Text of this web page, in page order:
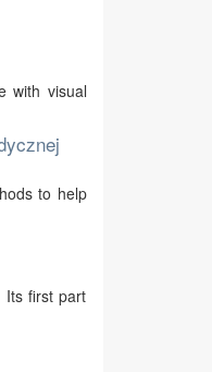
with visual
to help
Its first part